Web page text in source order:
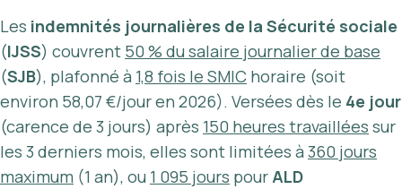
Les indemnités journalières de la Sécurité sociale
(IJSS) couvrent 50 % du salaire journalier de base
(SJB), plafonné à 1,8 fois le SMIC horaire (soit
environ 58,07 €/jour en 2026). Versées dès le 4e jour
(carence de 3 jours) après 150 heures travaillées sur
les 3 derniers mois, elles sont limitées à 360 jours
maximum (1 an), ou 1 095 jours pour ALD